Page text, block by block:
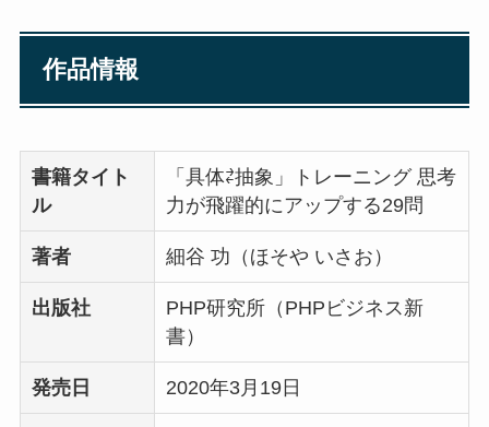
作品情報
書籍タイト
ル
「具体⇄抽象」トレーニング 思考
力が飛躍的にアップする29問
著者 細谷 功（ほそや いさお）
出版社
PHP研究所（PHPビジネス新
書）
発売日 2020年3月19日